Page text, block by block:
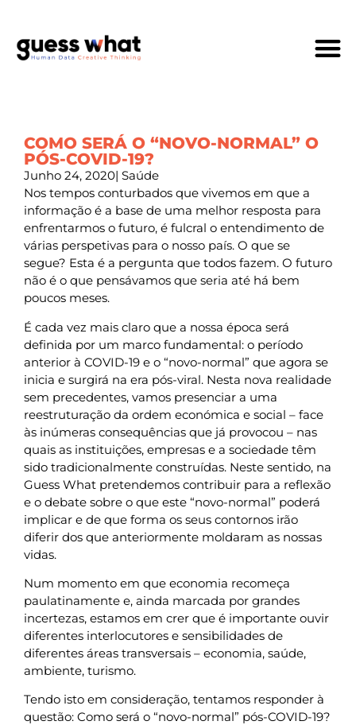
COMO SERÁ O “NOVO-NORMAL” O
PÓS-COVID-19?
Junho 24, 2020| Saúde
Nos tempos conturbados que vivemos em que a
informação é a base de uma melhor resposta para
enfrentarmos o futuro, é fulcral o entendimento de
várias perspetivas para o nosso país. O que se
segue? Esta é a pergunta que todos fazem. O futuro
não é o que pensávamos que seria até há bem
poucos meses.
É cada vez mais claro que a nossa época será
definida por um marco fundamental: o período
anterior à COVID-19 e o “novo-normal” que agora se
inicia e surgirá na era pós-viral. Nesta nova realidade
sem precedentes, vamos presenciar a uma
reestruturação da ordem económica e social – face
às inúmeras consequências que já provocou – nas
quais as instituições, empresas e a sociedade têm
sido tradicionalmente construídas. Neste sentido, na
Guess What pretendemos contribuir para a reflexão
e o debate sobre o que este “novo-normal” poderá
implicar e de que forma os seus contornos irão
diferir dos que anteriormente moldaram as nossas
vidas.
Num momento em que economia recomeça
paulatinamente e, ainda marcada por grandes
incertezas, estamos em crer que é importante ouvir
diferentes interlocutores e sensibilidades de
diferentes áreas transversais – economia, saúde,
ambiente, turismo.
Tendo isto em consideração, tentamos responder à
questão: Como será o “novo-normal” pós-COVID-19?